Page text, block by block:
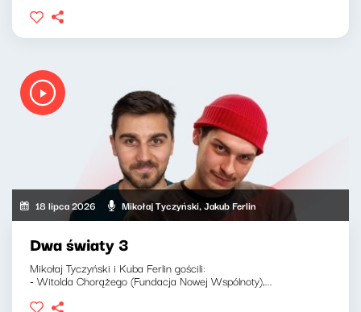
18 lipca 2026 Mikołaj Tyczyński, Jakub Ferlin
Dwa światy 3
Mikołaj Tyczyński i Kuba Ferlin gościli:
- Witolda Chorążego (Fundacja Nowej Wspólnoty),...